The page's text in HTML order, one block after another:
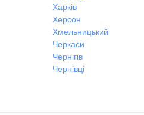
Харків
Херсон
Хмельницький
Черкаси
Чернігів
Чернівці